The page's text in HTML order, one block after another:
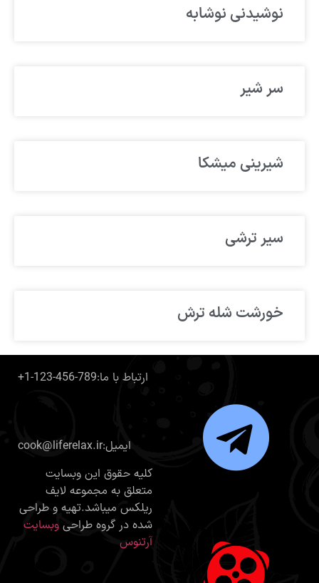
نوشیدنی نوشابه
سر شیر
شیرینی میشکا
سیر ترشی
خورشت شله ترش
+1-123-456-789:ارتباط با ما
cook@liferelax.ir:ایمیل
کلیه حقوق این وبسایت
متعلق به مجموعه لایف
ریلکس میباشد.تهیه و طراحی
شده در گروه طراحی وبسایت
آرتنوس